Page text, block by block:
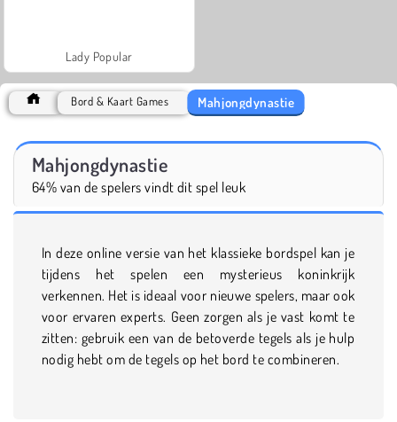
Lady Popular
Bord & Kaart Games Mahjongdynastie
Mahjongdynastie
64% van de spelers vindt dit spel leuk
In deze online versie van het klassieke bordspel kan je
tijdens het spelen een mysterieus koninkrijk
verkennen. Het is ideaal voor nieuwe spelers, maar ook
voor ervaren experts. Geen zorgen als je vast komt te
zitten: gebruik een van de betoverde tegels als je hulp
nodig hebt om de tegels op het bord te combineren.